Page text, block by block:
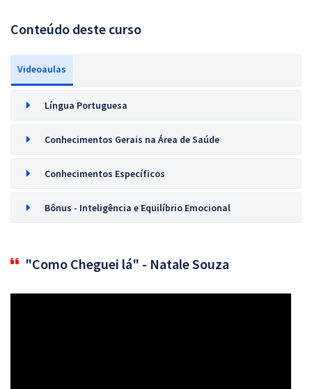
Conteúdo deste curso
Videoaulas
Língua Portuguesa
Conhecimentos Gerais na Área de Saúde
Conhecimentos Específicos
Bônus - Inteligência e Equilíbrio Emocional
"Como Cheguei lá" - Natale Souza